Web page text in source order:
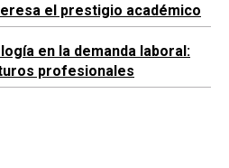
el prestigio académico
en la demanda laboral:
profesionales